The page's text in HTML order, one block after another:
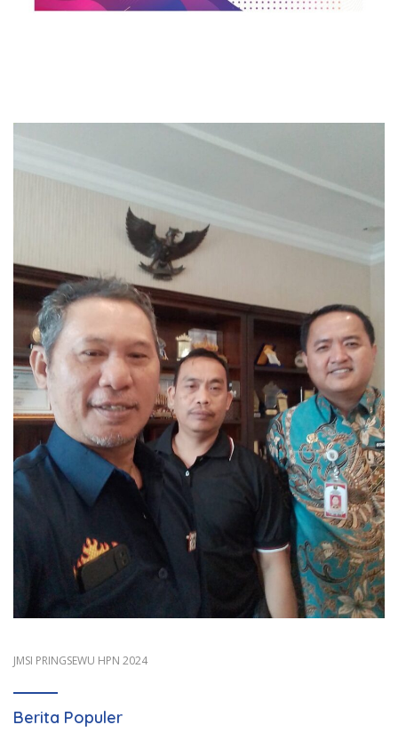
JMSI PRINGSEWU HPN 2024
Berita Populer